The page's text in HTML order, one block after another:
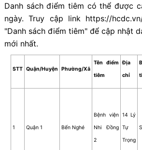
Danh sách điểm tiêm có thể được
ngày. Truy cập link https://
"Danh sách điểm tiêm" để cập nhật
mới nhất.
STT Quận/Huyện Phường/Xã
Tên điểm
tiêm
Địa
chỉ
1 Quận 1 Bến Nghé
Bệnh viện
Nhi Đồng
2
14 Lý
Tự
Trọng